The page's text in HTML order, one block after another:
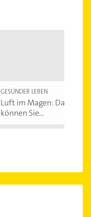
GESÜNDER LEBEN
Luft im Magen: Das
können Sie...